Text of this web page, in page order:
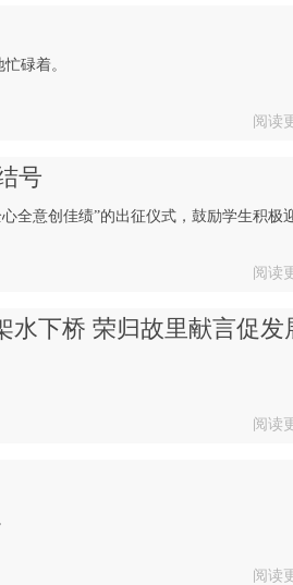
碌着。
阅读
号
全意创佳绩”的出征仪式，鼓励学生积极
阅读
下桥 荣归故里献言促发
阅读
阅读